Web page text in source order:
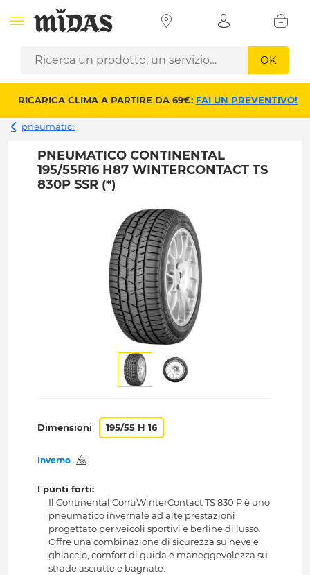
OK
RICARICA CLIMA A PARTIRE DA 69€: FAI UN PREVENTIVO!
pneumatici
PNEUMATICO CONTINENTAL
195/55R16 H87 WINTERCONTACT TS
830P SSR (*)
Dimensioni 195/55 H 16
Inverno
I punti forti:
Il Continental ContiWinterContact TS 830 P è uno
pneumatico invernale ad alte prestazioni
progettato per veicoli sportivi e berline di lusso.
Offre una combinazione di sicurezza su neve e
ghiaccio, comfort di guida e maneggevolezza su
strade asciutte e bagnate.